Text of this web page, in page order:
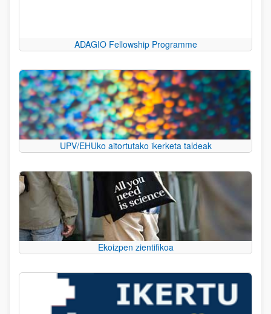
ADAGIO Fellowship Programme
UPV/EHUko aitortutako ikerketa taldeak
Ekoizpen zientifikoa